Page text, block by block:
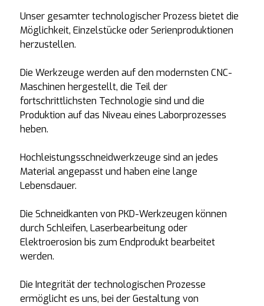
Unser gesamter technologischer Prozess bietet die
Möglichkeit, Einzelstücke oder Serienproduktionen
herzustellen.
Die Werkzeuge werden auf den modernsten CNC-
Maschinen hergestellt, die Teil der
fortschrittlichsten Technologie sind und die
Produktion auf das Niveau eines Laborprozesses
heben.
Hochleistungsschneidwerkzeuge sind an jedes
Material angepasst und haben eine lange
Lebensdauer.
Die Schneidkanten von PKD-Werkzeugen können
durch Schleifen, Laserbearbeitung oder
Elektroerosion bis zum Endprodukt bearbeitet
werden.
Die Integrität der technologischen Prozesse
ermöglicht es uns, bei der Gestaltung von